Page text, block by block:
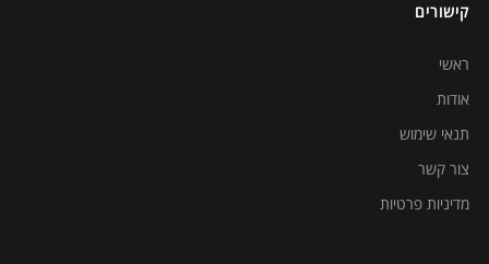
קישורים
ראשי
אודות
תנאי שימוש
צור קשר
מדיניות פרטיות